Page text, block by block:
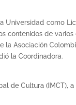
Universidad como
contenidos de
la Asociación
la Coordinadora.
de Cultura (IMCT),